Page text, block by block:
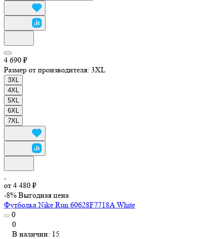
4 690 ₽
Размер от производителя: 3XL
3XL
4XL
5XL
6XL
7XL
от 4 480 ₽
-8% Выгодная цена
Футболка Nike Run 60628F7718A White
0
0
В наличии: 15